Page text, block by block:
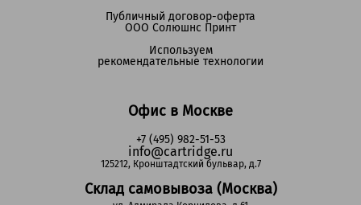
Офис в Москве
+7 (495) 982-51-53
info@cartridge.ru
125212, Кронштадтский бульвар, д.7
Склад самовывоза (Москва)
Публичный договор-оферта
ООО Солюшнс Принт
Используем
рекомендательные технологии